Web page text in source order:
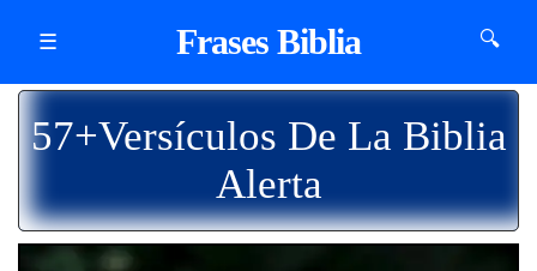
☰ Frases Biblia 🔍
57+Versículos De La Biblia
Alerta